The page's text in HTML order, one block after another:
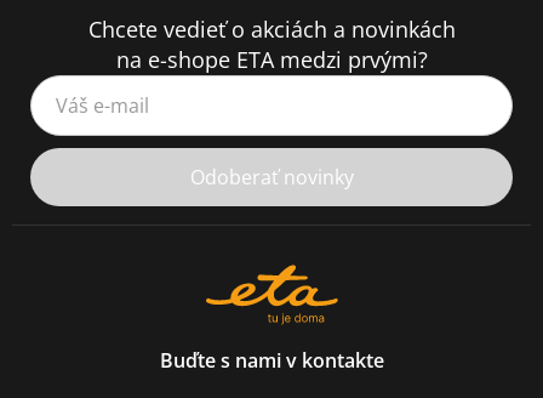
Chcete vedieť o akciách a novinkách
na e-shope ETA medzi prvými?
Váš e-mail
Odoberať novinky
Buďte s nami v kontakte